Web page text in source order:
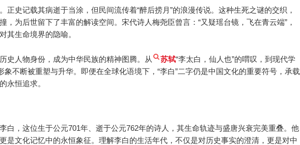
正史记载其病逝于当涂，但民间流传着“醉后捞月”的浪漫传说。这种生死之谜的交织，
，为后世留下了丰富的解读空间。宋代诗人梅尧臣曾言：“又疑瑶台镜，飞在青云端”，
其生命境界的隐喻。
史人物身份，成为中华民族的精神图腾。从 苏轼“李太白，仙人也”的喟叹，到现代学
象不断被重塑与升华。即便在全球化语境下，“李白”二字仍是中国文化的重要符号，承载
永恒追求。
白，这位生于公元701年、逝于公元762年的诗人，其生命轨迹与盛唐兴衰完美重叠。他
是文化记忆中的永恒象征。理解李白的生活年代，不仅是对历史事实的澄清，更是对中